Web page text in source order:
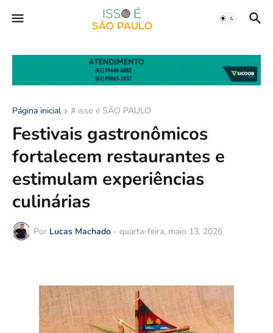
Página inicial # isso é SÃO PAULO
Festivais gastronômicos
fortalecem restaurantes e
estimulam experiências
culinárias
Por Lucas Machado - quarta-feira, maio 13, 2026